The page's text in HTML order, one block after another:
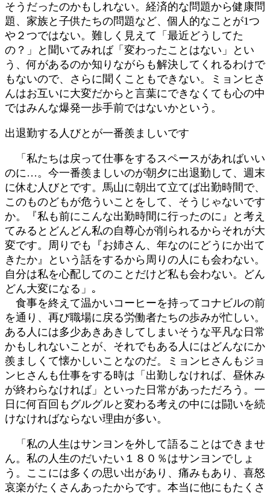
そうだったのかもしれない。経済的な問題から健康問
題、家族と子供たちの問題など、個人的なことが1つ
や２つではない。難しく見えて「最近どうしてた
の？」と聞いてみれば「変わったことはない」とい
う、何があるのか知りながらも解決してくれるわけで
もないので、さらに聞くこともできない。ミョンヒさ
んはお互いに大変だからと言葉にできなくても心の中
ではみんな爆発一歩手前ではないかという。
出退勤する人びとが一番羨ましいです
「私たちは戻って仕事をするスペースがあればいい
のに…。今一番羨ましいのが朝夕に出退勤して、週末
に休む人びとです。馬山に朝出て立てば出勤時間で、
このものどもが危ういことをして、そうじゃないです
か。『私も前にこんな出勤時間に行ったのに』と考え
てみるとどんどん私の自尊心が削られるからそれが大
変です。周りでも『お姉さん、年なのにどうにか出て
きたか』という話をするから周りの人にも会わない。
自分は私を心配してのことだけど私も会わない。どん
どん大変になる」｡
食事を終えて温かいコーヒーを持ってコナビルの前
を通り、再び職場に戻る労働者たちの歩みが忙しい。
ある人には多少あきあきしてしまいそうな平凡な日常
かもしれないことが、それでもある人にはどんなにか
羨ましくて懐かしいことなのだ。ミョンヒさんもジョ
ンヒさんも仕事をする時は「出勤しなければ、昼休み
が終わらなければ」といった日常があっただろう。一
日に何百回もグルグルと変わる考えの中には闘いを続
けなければならない理由が多い。
「私の人生はサンヨンを外して語ることはできませ
ん。私の人生のだいたい１８０％はサンヨンでしょ
う。ここには多くの思い出があり、痛みもあり、喜怒
哀楽がたくさんあったからです。本当に他にもたくさ